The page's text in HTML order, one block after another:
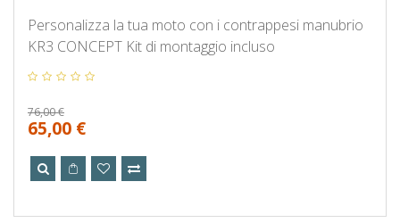
Personalizza la tua moto con i contrappesi manubrio
KR3 CONCEPT Kit di montaggio incluso
76,00 €
65,00 €